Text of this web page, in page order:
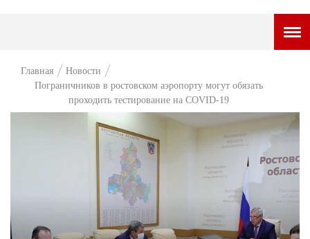
НОВОСТИ
ВОПРОС НЕДЕЛИ
ТАМ И ТУТ
СТИЛЬ ЖИЗНИ
ХАЙП
Главная
Новости
Пограничников в ростовском аэропорту могут обязать
проходить тестирование на COVID-19